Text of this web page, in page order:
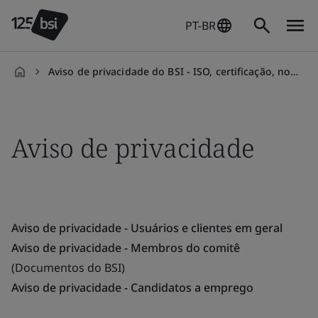
PT-BR
Aviso de privacidade do BSI - ISO, certificação, normas
Aviso de privacidade
Aviso de privacidade - Usuários e clientes em geral
Aviso de privacidade - Membros do comitê
(Documentos do BSI)
Aviso de privacidade - Candidatos a emprego